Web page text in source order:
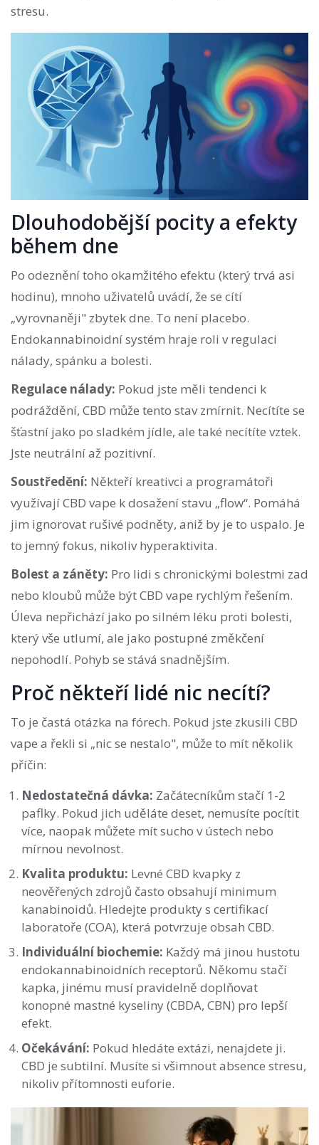
stresu.
Dlouhodobější pocity a efekty
během dne
Po odeznění toho okamžitého efektu (který trvá asi
hodinu), mnoho uživatelů uvádí, že se cítí
„vyrovnaněji" zbytek dne. To není placebo.
Endokannabinoidní systém hraje roli v regulaci
nálady, spánku a bolesti.
Regulace nálady: Pokud jste měli tendenci k
podráždění, CBD může tento stav zmírnit. Necítíte se
šťastní jako po sladkém jídle, ale také necítíte vztek.
Jste neutrální až pozitivní.
Soustředění: Někteří kreativci a programátoři
využívají CBD vape k dosažení stavu „flow“. Pomáhá
jim ignorovat rušivé podněty, aniž by je to uspalo. Je
to jemný fokus, nikoliv hyperaktivita.
Bolest a záněty: Pro lidi s chronickými bolestmi zad
nebo kloubů může být CBD vape rychlým řešením.
Úleva nepřichází jako po silném léku proti bolesti,
který vše utlumí, ale jako postupné změkčení
nepohodlí. Pohyb se stává snadnějším.
Proč někteří lidé nic necítí?
To je častá otázka na fórech. Pokud jste zkusili CBD
vape a řekli si „nic se nestalo", může to mít několik
příčin:
Nedostatečná dávka: Začátecníkům stačí 1-2
paflky. Pokud jich uděláte deset, nemusíte pocítit
více, naopak můžete mít sucho v ústech nebo
mírnou nevolnost.
Kvalita produktu: Levné CBD kvapky z
neověřených zdrojů často obsahují minimum
kanabinoidů. Hledejte produkty s certifikací
laboratoře (COA), která potvrzuje obsah CBD.
Individuální biochemie: Každý má jinou hustotu
endokannabinoidních receptorů. Někomu stačí
kapka, jinému musí pravidelně doplňovat
konopné mastné kyseliny (CBDA, CBN) pro lepší
efekt.
Očekávání: Pokud hledáte extázi, nenajdete ji.
CBD je subtilní. Musíte si všimnout absence stresu,
nikoliv přítomnosti euforie.